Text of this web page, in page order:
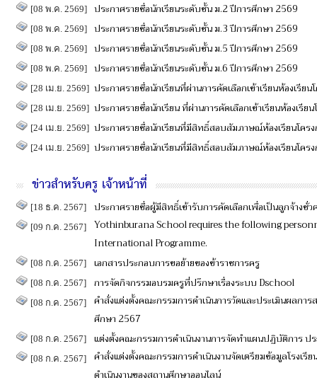
[08 พ.ค. 2569] ประกาศรายชื่อนักเรียนระดับชั้น ม.2 ปีการศึกษา 2569
[08 พ.ค. 2569] ประกาศรายชื่อนักเรียนระดับชั้น ม.3 ปีการศึกษา 2569
[08 พ.ค. 2569] ประกาศรายชื่อนักเรียนระดับชั้น ม.5 ปีการศึกษา 2569
[08 พ.ค. 2569] ประกาศรายชื่อนักเรียนระดับชั้น ม.6 ปีการศึกษา 2569
[28 เม.ย. 2569] ประกาศรายชื่อนักเรียนที่ผ่านการคัดเลือกเข้าเรียนห้องเรีย
[28 เม.ย. 2569] ประกาศรายชื่อนักเรียน ที่ผ่านการคัดเลือกเข้าเรียนห้องเรี
[24 เม.ย. 2569] ประกาศรายชื่อนักเรียนที่มีสิทธิ์สอบสัมภาษณ์ห้องเรียนโค
[24 เม.ย. 2569] ประกาศรายชื่อนักเรียนที่มีสิทธิ์สอบสัมภาษณ์ห้องเรียนโค
ข่าวสำหรับครู เจ้าหน้าที่
[18 ธ.ค. 2567] ประกาศรายชื่อผู้มีสิทธิ์เข้ารับการคัดเลือกเพื่อเป็นลูกจ้างชั่ว
[09 ก.ค. 2567]
Yothinburana School requires the following
International Programme.
[08 ก.ค. 2567] เอกสารประกอบการขอย้ายของข้าราชการครู
[08 ก.ค. 2567] การจัดกิจกรรมอบรมครูที่ปรึกษาเรื่องระบบ Dschool
[08 ก.ค. 2567]
คำสั่งแต่งตั้งคณะกรรมการดำเนินการวัดและประเมินผลก
ศึกษา 2567
[08 ก.ค. 2567] แต่งตั้งคณะกรรมการดำเนินงานการจัดทำแผนปฏิบัติการ
[08 ก.ค. 2567]
คำสั่งแต่งตั้งคณะกรรมการดำเนินงานจัดเตรียมข้อมูลโรงเ
ดำเนินงานของสถานศึกษาออนไลน์